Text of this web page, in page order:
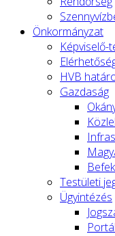
Önkormányzat
Képviselő-
HVB
Gazdaság
Testületi
Ügyintézés